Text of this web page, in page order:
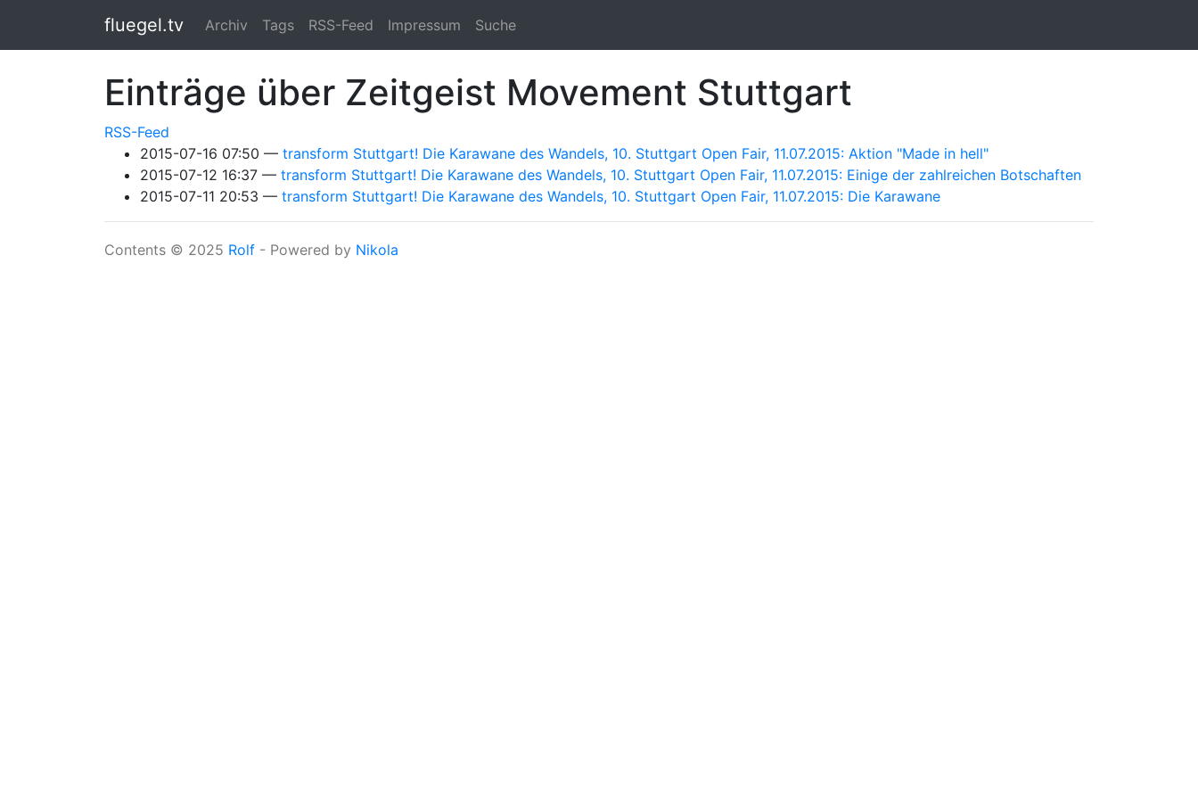
fluegel.tv Archiv Tags RSS-Feed Impressum Suche
Einträge über Zeitgeist Movement Stuttgart
RSS-Feed
2015-07-16 07:50
transform Stuttgart! Die Karawane des Wandels, 10. Stuttgart Open Fair, 11.07.2015: Aktion "Made in hell"
2015-07-12 16:37
transform Stuttgart! Die Karawane des Wandels, 10. Stuttgart Open Fair, 11.07.2015: Einige der zahlreichen Botschaften
2015-07-11 20:53
transform Stuttgart! Die Karawane des Wandels, 10. Stuttgart Open Fair, 11.07.2015: Die Karawane
Contents © 2025 Rolf - Powered by Nikola